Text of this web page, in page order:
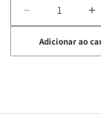
Diminuir
a
quantidade
de
Cartas
a
Adicionar ao